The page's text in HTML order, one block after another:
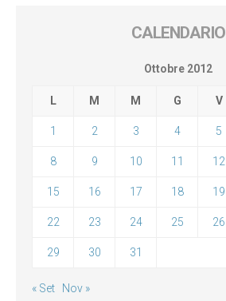
CALENDARIO
Ottobre 2012
L M M G V
1 2 3 4 5
8 9 10 11 12
15 16 17 18 19
22 23 24 25 26
29 30 31
« Set Nov »